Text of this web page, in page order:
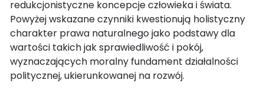
redukcjonistyczne koncepcje człowieka i świata.
Powyżej wskazane czynniki kwestionują holistyczny
charakter prawa naturalnego jako podstawy dla
wartości takich jak sprawiedliwość i pokój,
wyznaczających moralny fundament działalności
politycznej, ukierunkowanej na rozwój.